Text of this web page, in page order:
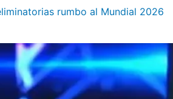
rumbo al Mundial 2026